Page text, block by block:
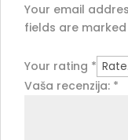
Your email
fields are marked
Your rating *
Vaša recenzija: *